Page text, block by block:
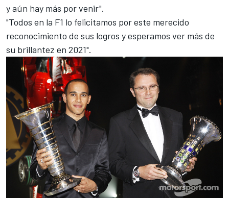
y aún hay más por venir".
"Todos en la F1 lo felicitamos por este merecido
reconocimiento de sus logros y esperamos ver más de
su brillantez en 2021".